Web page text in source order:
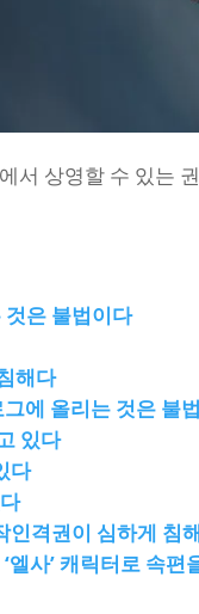
서 상영할 수 있는
은 불법이다
해다
그에 올리는 것은 불
있다
다
인격권이 심하게 침
사’ 캐릭터로 속편